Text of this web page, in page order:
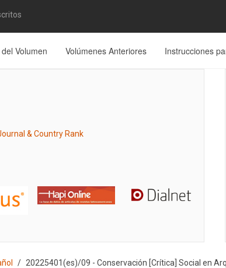
Volumen Volúmenes Anteriores Instrucciones
20225401(es)/09 - Conservación [Crítica] Social en